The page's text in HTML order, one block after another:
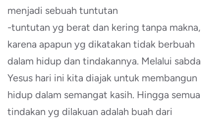
menjadi sebuah tuntutan
-tuntutan yg berat dan kering tanpa makna,
karena apapun yg dikatakan tidak berbuah
dalam hidup dan tindakannya. Melalui sabda
Yesus hari ini kita diajak untuk membangun
hidup dalam semangat kasih. Hingga semua
tindakan yg dilakuan adalah buah dari